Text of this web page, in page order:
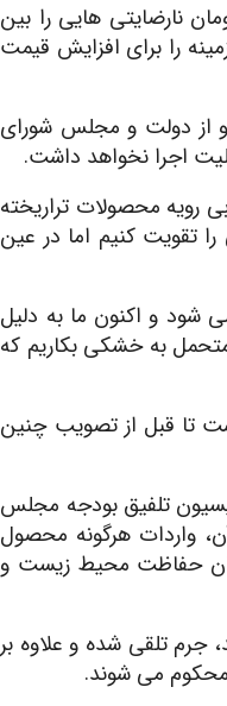
با اشاره به این که چندی پیش افزایش نرخ هر عدد تخم مرغ از 400 به 700 تومان نارضایتی هایی را بین
را برای افزایش قیمت
از دولت و مجلس شورای
اجرا نخواهد داشت.
رویه محصولات تراریخته
تقویت کنیم اما در عین
شود و اکنون ما به دلیل
متحمل به خشکی بکاریم که
تا قبل از تصویب چنین
پیشنهاد کمیسیون تلفیق بودجه مجلس
واردات هرگونه محصول
حفاظت محیط زیست و
تلقی شده و علاوه بر
محکوم می شوند.